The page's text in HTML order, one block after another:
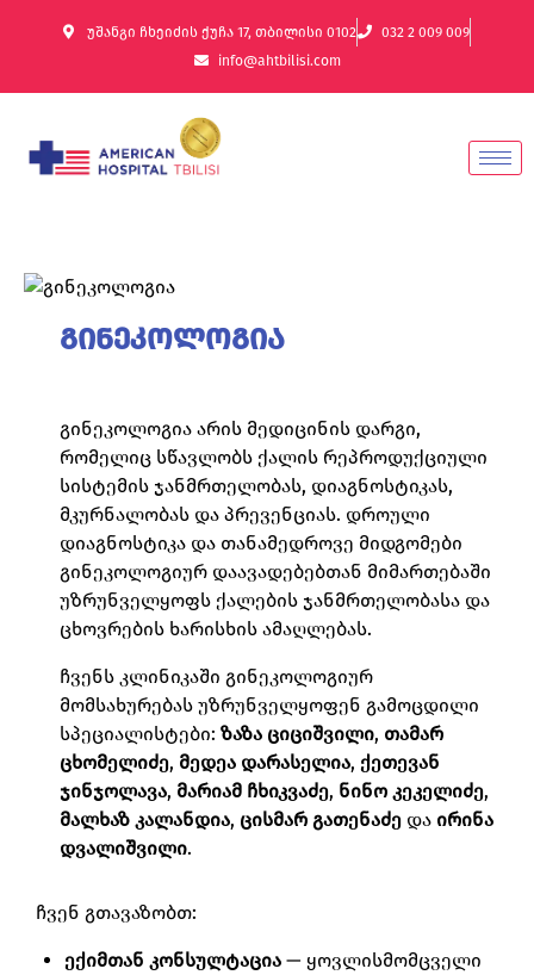
უშანგი ჩხეიძის ქუჩა 17, თბილისი 0102
032 2 009 009
info@ahtbilisi.com
გინეკოლოგია
გინეკოლოგია არის მედიცინის დარგი,
რომელიც სწავლობს ქალის რეპროდუქციული
სისტემის ჯანმრთელობას, დიაგნოსტიკას,
მკურნალობას და პრევენციას. დროული
დიაგნოსტიკა და თანამედროვე მიდგომები
გინეკოლოგიურ დაავადებებთან მიმართებაში
უზრუნველყოფს ქალების ჯანმრთელობასა და
ცხოვრების ხარისხის ამაღლებას.
ჩვენს კლინიკაში გინეკოლოგიურ
მომსახურებას უზრუნველყოფენ გამოცდილი
სპეციალისტები: ზაზა ციციშვილი, თამარ
ცხომელიძე, მედეა დარასელია, ქეთევან
ჯინჯოლავა, მარიამ ჩხიკვაძე, ნინო კეკელიძე,
მალხაზ კალანდია, ცისმარ გათენაძე და ირინა
დვალიშვილი.
ჩვენ გთავაზობთ:
ექიმთან კონსულტაცია — ყოვლისმომცველი